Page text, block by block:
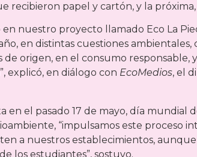
recibieron papel y cartón, y la
en nuestro proyecto llamado Eco La
en distintas cuestiones
de origen, en el consumo
explicó, en diálogo con EcoMedios, el
en el pasado 17 de mayo, día mundial
“impulsamos este proceso
a nuestros establecimientos,
los estudiantes”, sostuvo.